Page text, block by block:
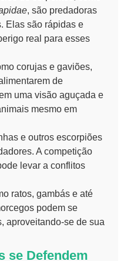
, são predadoras
Elas são rápidas e
real para esses
corujas e gaviões,
de
uma visão aguçada e
mesmo em
e outros escorpiões
A competição
levar a conflitos
ratos, gambás e até
podem se
aproveitando-se de sua
se Defendem